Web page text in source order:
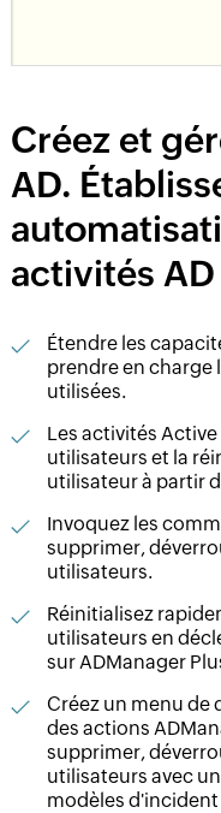
Créez et
AD.
activités
Étendre les
prendre en
utilisées.
Les activités
utilisateurs et la
utilisateur à partir
Invoquez les
supprimer,
utilisateurs.
Réinitialisez
utilisateurs en
sur ADManager
Créez un menu de
des actions
supprimer,
utilisateurs avec
modèles d'incident